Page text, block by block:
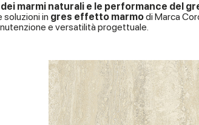
marmi naturali e le performance del
soluzioni in gres effetto marmodi Marca
e versatilità progettuale.